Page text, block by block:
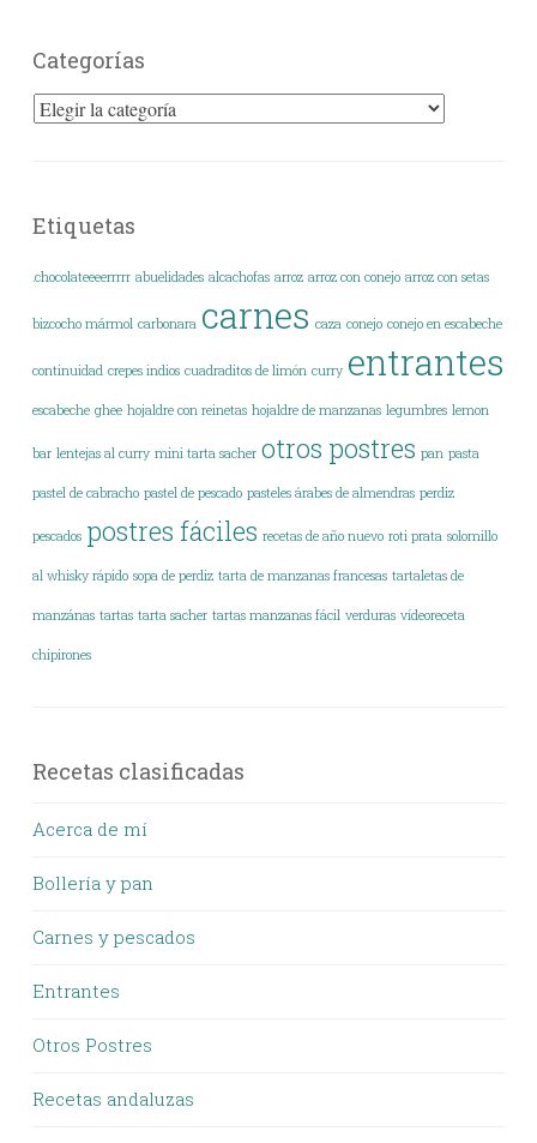
Categorías
Categorías
Etiquetas
.chocolateeeerrrrr abuelidades alcachofas arroz arroz con conejo arroz con setas
bizcocho mármol carbonara carnes caza conejo conejo en escabeche
continuidad crepes indios cuadraditos de limón curry entrantes
escabeche ghee hojaldre con reinetas hojaldre de manzanas legumbres lemon
bar lentejas al curry mini tarta sacher otros postres pan pasta
pastel de cabracho pastel de pescado pasteles árabes de almendras perdiz
pescados postres fáciles recetas de año nuevo roti prata solomillo
al whisky rápido sopa de perdiz tarta de manzanas francesas tartaletas de
manzánas tartas tarta sacher tartas manzanas fácil verduras vídeoreceta
chipirones
Recetas clasificadas
Acerca de mí
Bollería y pan
Carnes y pescados
Entrantes
Otros Postres
Recetas andaluzas